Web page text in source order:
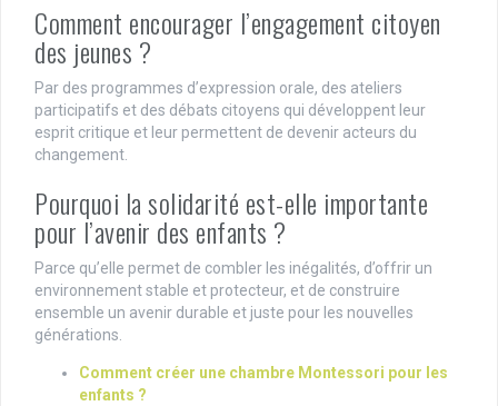
Comment encourager l’engagement citoyen
des jeunes ?
Par des programmes d’expression orale, des ateliers
participatifs et des débats citoyens qui développent leur
esprit critique et leur permettent de devenir acteurs du
changement.
Pourquoi la solidarité est-elle importante
pour l’avenir des enfants ?
Parce qu’elle permet de combler les inégalités, d’offrir un
environnement stable et protecteur, et de construire
ensemble un avenir durable et juste pour les nouvelles
générations.
Comment créer une chambre Montessori pour les
enfants ?